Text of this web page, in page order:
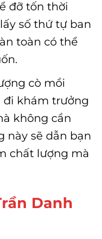
đỡ tốn thời
số thứ tự ban
toàn có thể
cò mồi
đi khám trưởng
không cần
này sẽ dẫn bạn
chất lượng mà
Danh